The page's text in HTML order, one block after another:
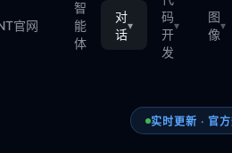
官网
智
能
体
对
话
▾
码
开
发
▾
图
像
▾
实时更新 · 官